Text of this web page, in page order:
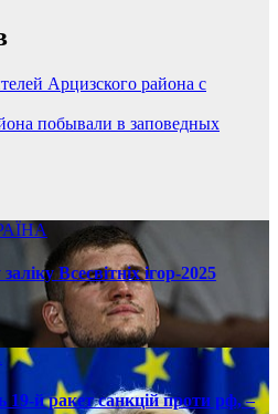
Арцизского района с
побывали в заповедных
Всесвітніх ігор-2025
19-й ракет санкцій проти рф, –